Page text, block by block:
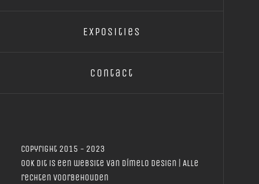
Exposities
Contact
Copyright 2015 - 2023
Ook dit is een website van Dímelo Design | Alle
rechten voorbehouden